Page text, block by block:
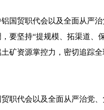
国贸职代会以及全面从严
要坚持“提规模、拓渠道
矿资源掌控力，密切追踪
职代会以及全面从严治党